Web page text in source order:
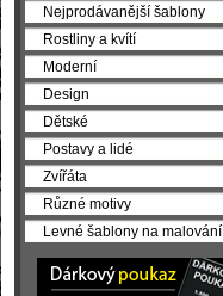
Nejprodávanější šablony
Rostliny a kvítí
Moderní
Design
Dětské
Postavy a lidé
Zvířáta
Různé motivy
Levné šablony na malování